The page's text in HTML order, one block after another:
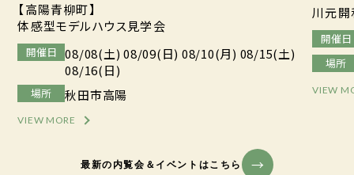
【高陽青柳町】
体感型モデルハウス見学会
開催日
08/08(土) 08/09(日) 08/10(月) 08/15(土)
08/16(日)
場所 秋田市高陽
VIEW MORE
川元
開催日
場所
VIEW
最新の内覧会＆イベントはこちら